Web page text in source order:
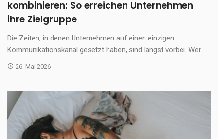
kombinieren: So erreichen Unternehmen
ihre Zielgruppe
Die Zeiten, in denen Unternehmen auf einen einzigen
Kommunikationskanal gesetzt haben, sind längst vorbei. Wer ...
26. Mai 2026